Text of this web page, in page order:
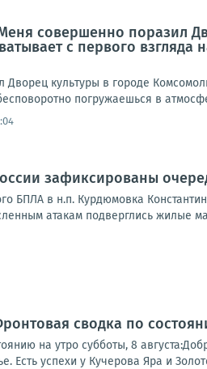
совершенно поразил
с первого
культуры в городе
погружаешься в
зафиксированы
БПЛА в н.п. Курдюмовка
атакам подверглись жилые
сводка по
на утро субботы, 8
Есть успехи у Кучерова Яра и